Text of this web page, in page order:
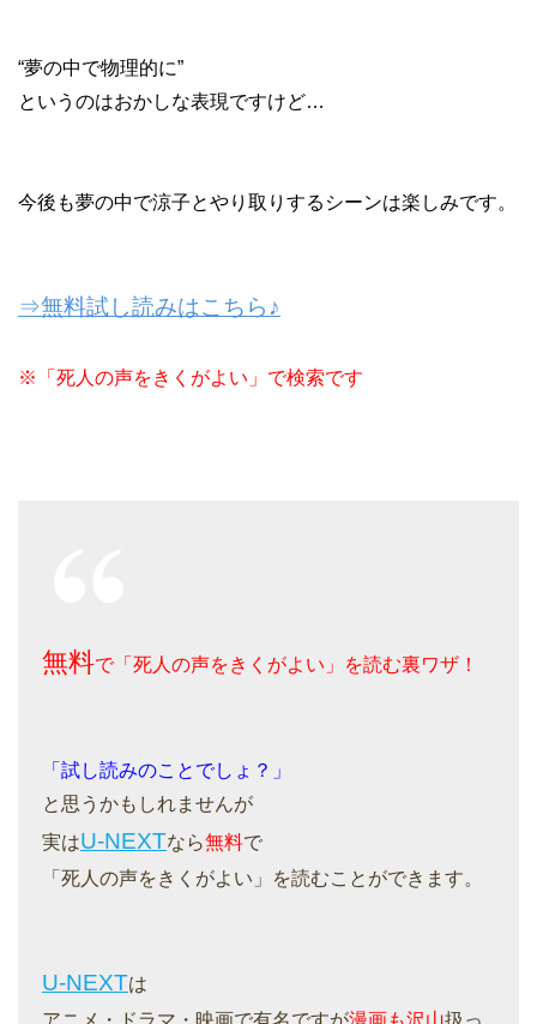
“夢の中で物理的に”
というのはおかしな表現ですけど…
今後も夢の中で涼子とやり取りするシーンは楽しみです。
⇒無料試し読みはこちら♪
※「死人の声をきくがよい」で検索です
無料で「死人の声をきくがよい」を読む裏ワザ！
「試し読みのことでしょ？」
と思うかもしれませんが
実はU-NEXTなら無料で
「死人の声をきくがよい」を読むことができます。
U-NEXTは